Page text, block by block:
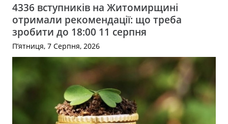
4336 вступників на Житомирщині
отримали рекомендації: що треба
зробити до 18:00 11 серпня
П’ятниця, 7 Серпня, 2026